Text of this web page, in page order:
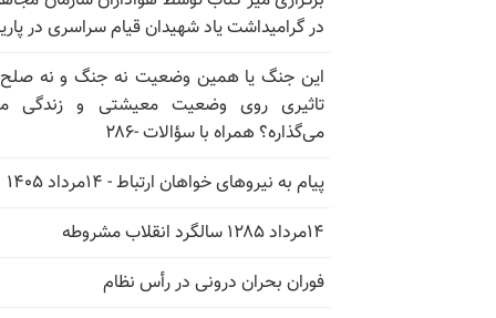
در گرامیداشت یاد شهیدان قیام سراسری در
این جنگ یا همین وضعیت نه جنگ و نه
تاثیری روی وضعیت معیشتی و زندگی
می‌گذاره؟ همراه با سؤالات -۲۸۶
پیام به نیروهای خواهان ارتباط - ۱۴مرداد ۱۴۰۵
۱۴مرداد ۱۲۸۵ سالگرد انقلاب مشروطه
فوران بحران درونی در رأس نظام